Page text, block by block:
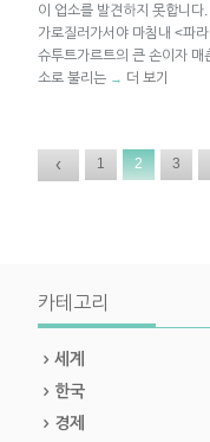
이 업소를 발견하지 못합니
가로질러가서야 마침내 <파
슈투트가르트의 큰 손이자 매
소로 불리는 → 더 보기
‹ 1 2 3
카테고리
세계
한국
경제